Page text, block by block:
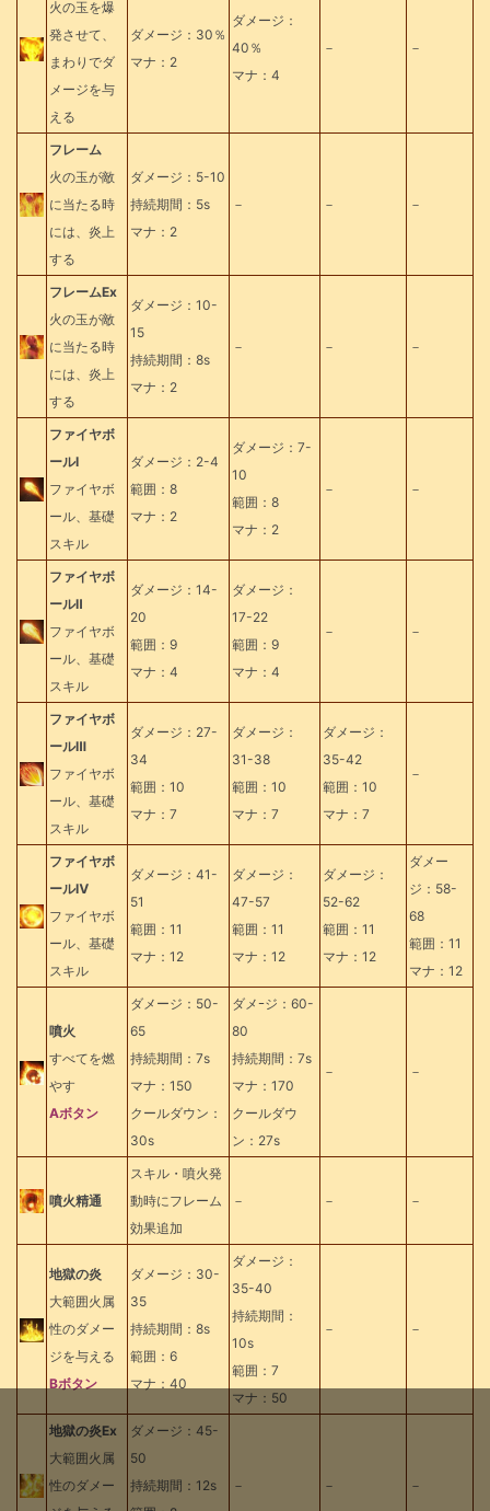
火の玉を爆
発させて、
まわりでダ
メージを与
える
ダメージ：30％
マナ：2
ダメージ：
40％
マナ：4
－ －
フレーム
火の玉が敵
に当たる時
には、炎上
する
ダメージ：5-10
持続期間：5s
マナ：2
－ － －
フレームEx
火の玉が敵
に当たる時
には、炎上
する
ダメージ：10-
15
持続期間：8s
マナ：2
－ － －
ファイヤボ
ールⅠ
ファイヤボ
ール、基礎
スキル
ダメージ：2-4
範囲：8
マナ：2
ダメージ：7-
10
範囲：8
マナ：2
－ －
ファイヤボ
ールⅡ
ファイヤボ
ール、基礎
スキル
ダメージ：14-
20
範囲：9
マナ：4
ダメージ：
17-22
範囲：9
マナ：4
－ －
ファイヤボ
ールⅢ
ファイヤボ
ール、基礎
スキル
ダメージ：27-
34
範囲：10
マナ：7
ダメージ：
31-38
範囲：10
マナ：7
ダメージ：
35-42
範囲：10
マナ：7
－
ファイヤボ
ールⅣ
ファイヤボ
ール、基礎
スキル
ダメージ：41-
51
範囲：11
マナ：12
ダメージ：
47-57
範囲：11
マナ：12
ダメージ：
52-62
範囲：11
マナ：12
ダメー
ジ：58-
68
範囲：11
マナ：12
噴火
すべてを燃
やす
Aボタン
ダメージ：50-
65
持続期間：7s
マナ：150
クールダウン：
30s
ダメｰジ：60-
80
持続期間：7s
マナ：170
クールダウ
ン：27s
－ －
噴火精通
スキル・噴火発
動時にフレーム
効果追加
－ － －
地獄の炎
大範囲火属
性のダメー
ジを与える
Bボタン
ダメージ：30-
35
持続期間：8s
範囲：6
マナ：40
ダメージ：
35-40
持続期間：
10s
範囲：7
マナ：50
－ －
地獄の炎Ex
大範囲火属
性のダメー
ダメージ：45-
50
持続期間：12s
－ － －